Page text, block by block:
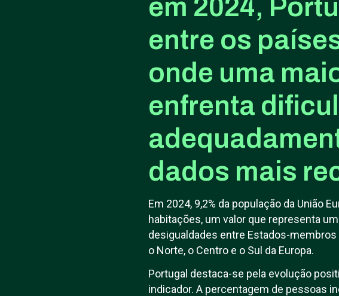
em 2024,
entre os
onde uma
enfrenta
dados mais
Em 2024, 9,2% da população da União
habitações, um valor que representa
desigualdades entre Estados-
o Norte, o Centro e o Sul da Europa.
Portugal destaca-se pela evolução
indicador. A percentagem de pessoas